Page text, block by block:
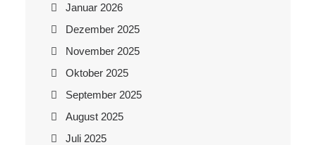
Januar 2026
Dezember 2025
November 2025
Oktober 2025
September 2025
August 2025
Juli 2025